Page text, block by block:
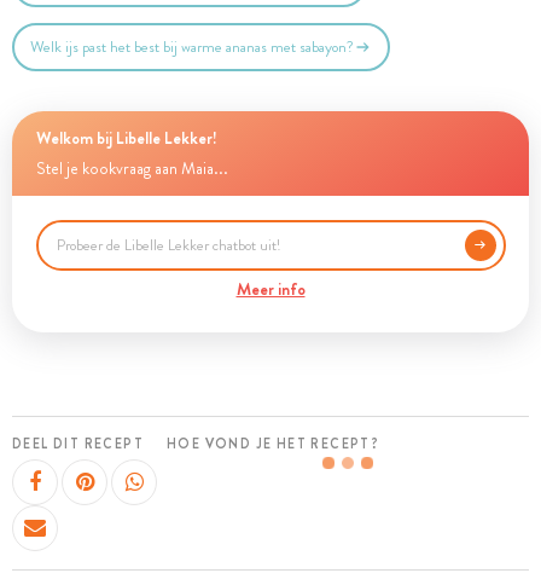
Welk ijs past het best bij warme ananas met sabayon?
Welkom bij Libelle Lekker!
Stel je kookvraag aan Maia...
Meer info
DEEL DIT RECEPT HOE VOND JE HET RECEPT?